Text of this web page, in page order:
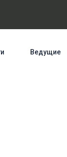
Ведущие